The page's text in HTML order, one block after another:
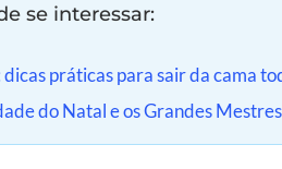
se interessar:
práticas para sair da cama
do Natal e os Grandes